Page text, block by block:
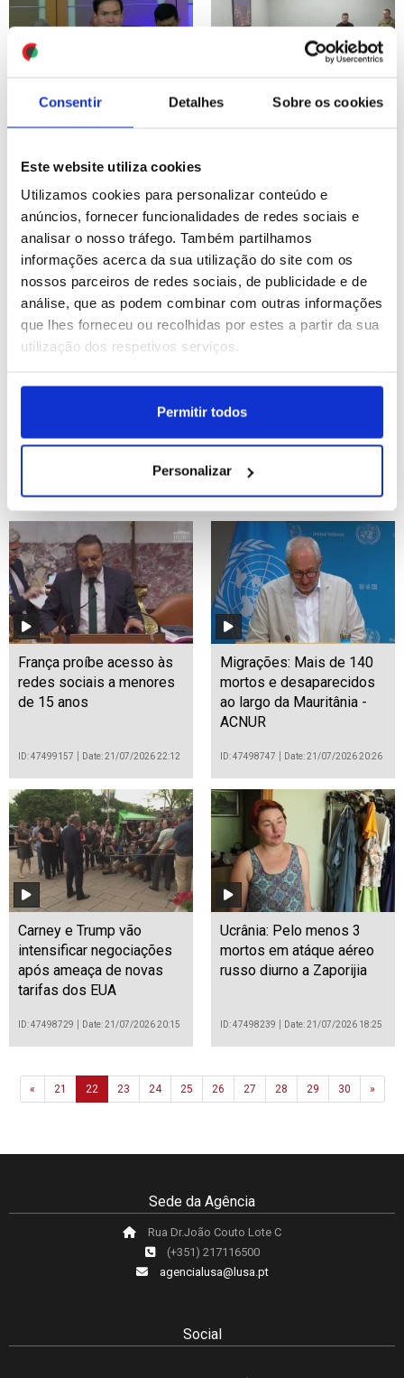
Consentir Detalhes Sobre os cookies
Este website utiliza cookies
Utilizamos cookies para personalizar conteúdo e
anúncios, fornecer funcionalidades de redes sociais e
analisar o nosso tráfego. Também partilhamos
informações acerca da sua utilização do site com os
nossos parceiros de redes sociais, de publicidade e de
análise, que as podem combinar com outras informações
que lhes forneceu ou recolhidas por estes a partir da sua
utilização dos respetivos serviços.
Permitir todos
Personalizar
Irão: Autorizar Teerão a
Ormuz criaria "precedente
perigoso" - Rubio
ID: 47501356 Date: 22/07/2026 12:20 ID: 47500546 Date: 22/07/2026 09:51
EUA, Índia, Austrália e
compromisso com a paz
no Indo-Pacífico
substituição do
comandante do Exército
França proíbe acesso às
redes sociais a menores
de 15 anos
ID: 47499157 Date: 21/07/2026 22:12
Migrações: Mais de 140
mortos e desaparecidos
ao largo da Mauritânia -
ACNUR
ID: 47498747 Date: 21/07/2026 20:26
Carney e Trump vão
intensificar negociações
após ameaça de novas
tarifas dos EUA
ID: 47498729 Date: 21/07/2026 20:15
Ucrânia: Pelo menos 3
mortos em atáque aéreo
russo diurno a Zaporijia
ID: 47498239 Date: 21/07/2026 18:25
«Previous
21 22 23 24 25 26 27 28 29 30 »Next
Sede da Agência
Rua Dr.João Couto Lote C
(+351) 217116500
agencialusa@lusa.pt
Social